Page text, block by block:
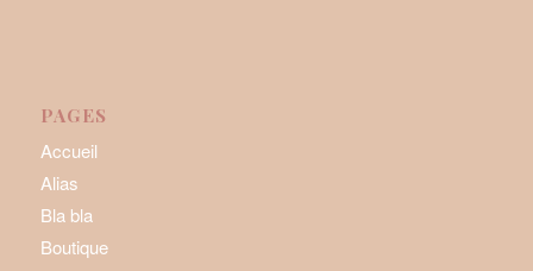
PAGES
Accueil
Alias
Bla bla
Boutique